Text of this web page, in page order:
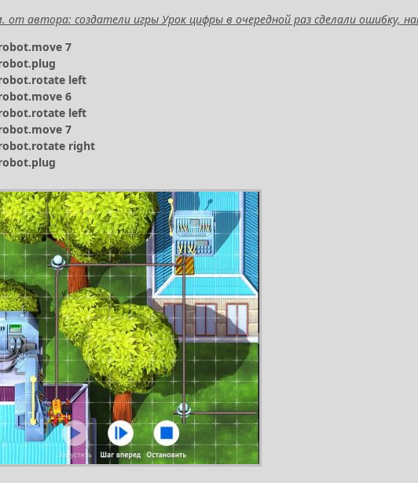
от автора: создатели игры Урок цифры в очередной раз сделали ошибку,
7
left
6
left
7
right